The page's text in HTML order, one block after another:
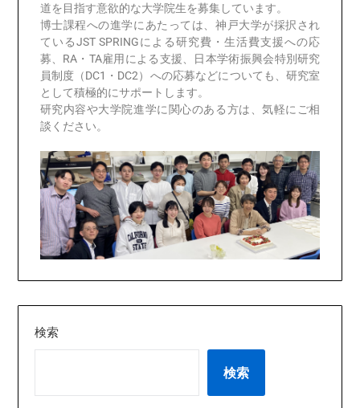
道を目指す意欲的な大学院生を募集しています。
博士課程への進学にあたっては、神戸大学が採択され
ているJST SPRINGによる研究費・生活費支援への応
募、RA・TA雇用による支援、日本学術振興会特別研究
員制度（DC1・DC2）への応募などについても、研究室
として積極的にサポートします。
研究内容や大学院進学に関心のある方は、気軽にご相
談ください。
検索
検索